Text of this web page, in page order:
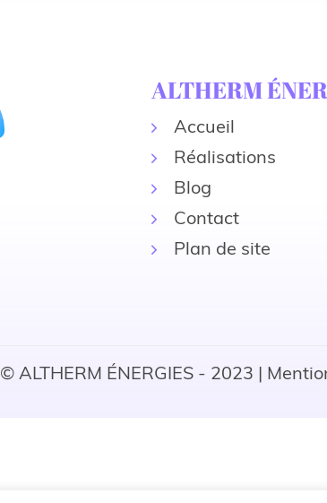
ALTHERM
Accueil
Réalisations
Blog
Contact
Plan de site
© ALTHERM ÉNERGIES - 2023 |